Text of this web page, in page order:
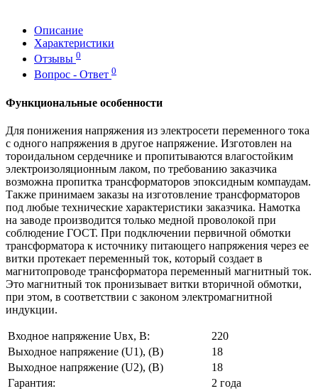
Описание
Характеристики
Отзывы 0
Вопрос - Ответ 0
Функциональные особенности
Для понижения напряжения из электросети переменного тока
с одного напряжения в другое напряжение. Изготовлен на
тороидальном сердечнике и пропитываются влагостойким
электроизоляционным лаком, по требованию заказчика
возможна пропитка трансформаторов эпоксидным компаудам.
Также принимаем заказы на изготовление трансформаторов
под любые технические характеристики заказчика. Намотка
на заводе производится только медной проволокой при
соблюдение ГОСТ. При подключении первичной обмотки
трансформатора к источнику питающего напряжения через ее
витки протекает переменный ток, который создает в
магнитопроводе трансформатора переменный магнитный ток.
Это магнитный ток пронизывает витки вторичной обмотки,
при этом, в соответствии с законом электромагнитной
индукции.
Входное напряжение Uвх, В:
220
Выходное напряжение (U1), (В)
18
Выходное напряжение (U2), (В)
18
Гарантия:
2 года